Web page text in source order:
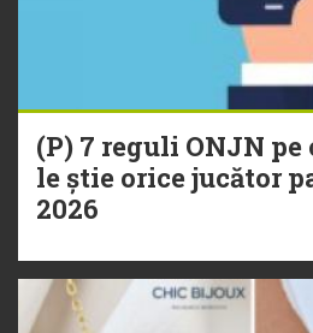
(P) 7 reguli ONJN pe
le știe orice jucător
2026